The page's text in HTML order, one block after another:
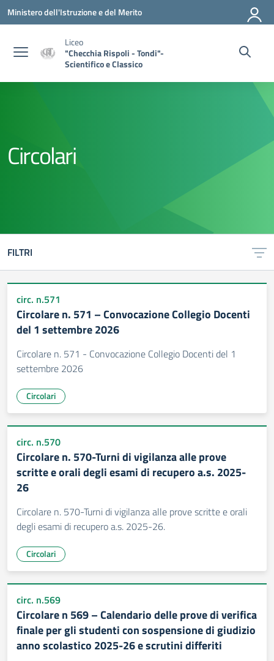
Vai ai contenuti
Vai al menu di navigazione
Vai al footer
Ministero dell'Istruzione e del Merito
Liceo
"Checchia Rispoli - Tondi"-
Scientifico e Classico
Circolari
FILTRI
circ. n.571
Circolare n. 571 – Convocazione Collegio Docenti
del 1 settembre 2026
Circolare n. 571 - Convocazione Collegio Docenti del 1
settembre 2026
Circolari
circ. n.570
Circolare n. 570-Turni di vigilanza alle prove
scritte e orali degli esami di recupero a.s. 2025-
26
Circolare n. 570-Turni di vigilanza alle prove scritte e orali
degli esami di recupero a.s. 2025-26.
Circolari
circ. n.569
Circolare n 569 – Calendario delle prove di verifica
finale per gli studenti con sospensione di giudizio
anno scolastico 2025-26 e scrutini differiti